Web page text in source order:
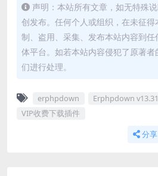
声明：本站所有文章，如无特殊
创发布。任何个人或组织，在未征得
制、盗用、采集、发布本站内容到
体平台。如若本站内容侵犯了原著
们进行处理。
erphpdown
Erphpdown
VIP收费下载插件
分享